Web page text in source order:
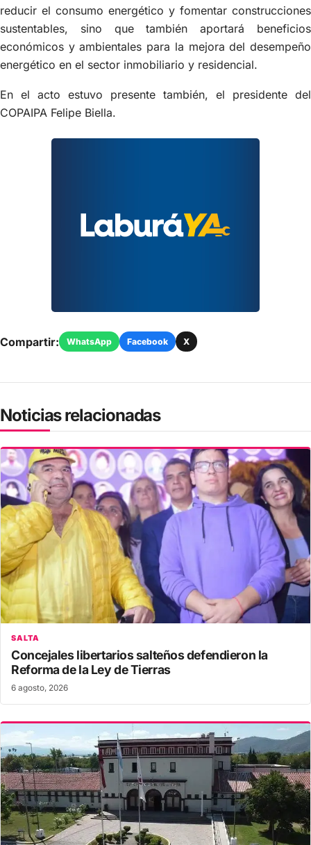
reducir el consumo energético y fomentar construcciones
sustentables, sino que también aportará beneficios
económicos y ambientales para la mejora del desempeño
energético en el sector inmobiliario y residencial.
En el acto estuvo presente también, el presidente del
COPAIPA Felipe Biella.
Compartir: WhatsApp Facebook X
Noticias relacionadas
SALTA
Concejales libertarios salteños defendieron la
Reforma de la Ley de Tierras
6 agosto, 2026